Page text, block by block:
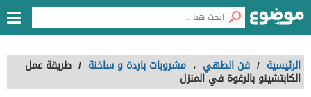
الرئيسية / فن الطهي ، مشروبات باردة و ساخنة / طريقة عمل
الكابتشينو بالرغوة في المنزل